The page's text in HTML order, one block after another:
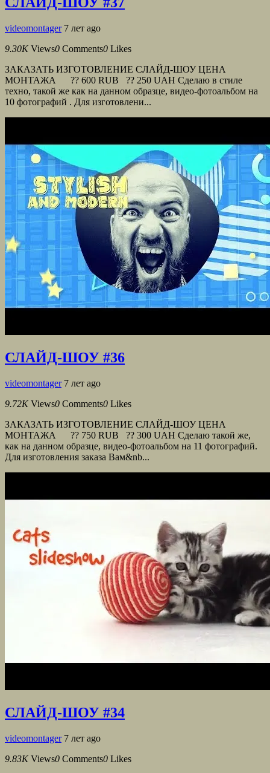
videomontager 7 лет ago
9.30K Views0 Comments0 Likes
ЗАКАЗАТЬ ИЗГОТОВЛЕНИЕ СЛАЙД-ШОУ ЦЕНА
МОНТАЖА ?? 600 RUB ?? 250 UAH Сделаю в стиле
техно, такой же как на данном образце, видео-фотоальбом на
10 фотографий . Для изготовлени...
СЛАЙД-ШОУ #36
videomontager 7 лет ago
9.72K Views0 Comments0 Likes
ЗАКАЗАТЬ ИЗГОТОВЛЕНИЕ СЛАЙД-ШОУ ЦЕНА
МОНТАЖА ?? 750 RUB ?? 300 UAH Сделаю такой же,
как на данном образце, видео-фотоальбом на 11 фотографий.
Для изготовления заказа Вам&nb...
СЛАЙД-ШОУ #34
videomontager 7 лет ago
9.83K Views0 Comments0 Likes